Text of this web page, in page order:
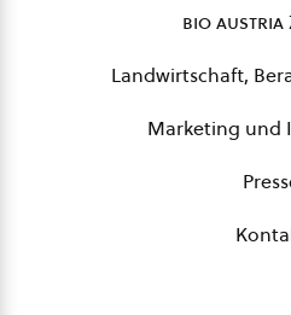
bio austria
Landwirtschaft,
Marketing und